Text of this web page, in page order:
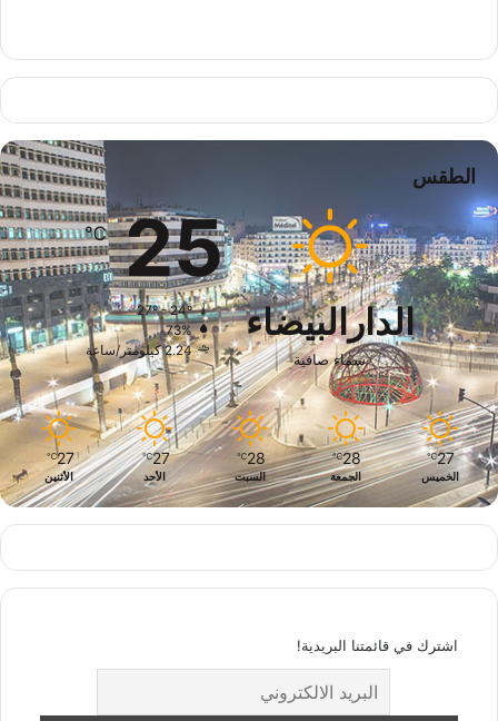
الطقس
الدارالبيضاء
سماء صافية
25
℃
27º - 24º
73%
2.24 كيلومتر/ساعة
27
℃
الخميس
28
℃
الجمعة
28
℃
السبت
27
℃
الأحد
27
℃
الأثنين
اشترك في قائمتنا البريدية!